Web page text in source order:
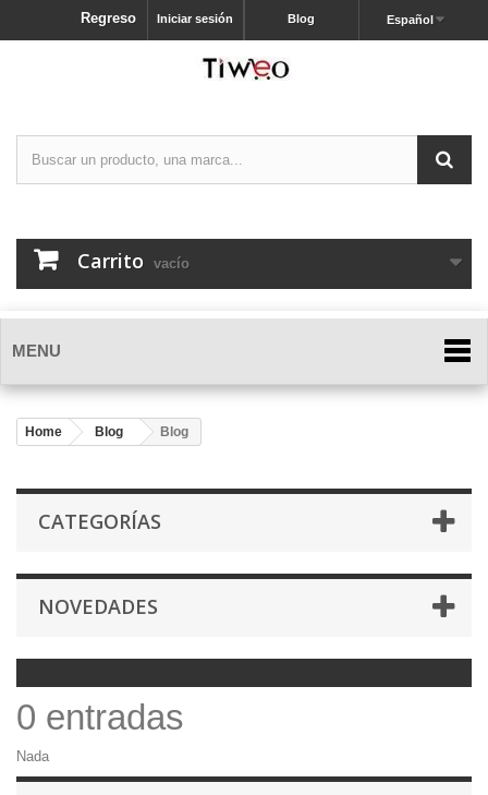
Español
Blog
Iniciar sesión
Regreso
Carrito vacío
MENU
Home Blog Blog
CATEGORÍAS
NOVEDADES
0 entradas
Nada